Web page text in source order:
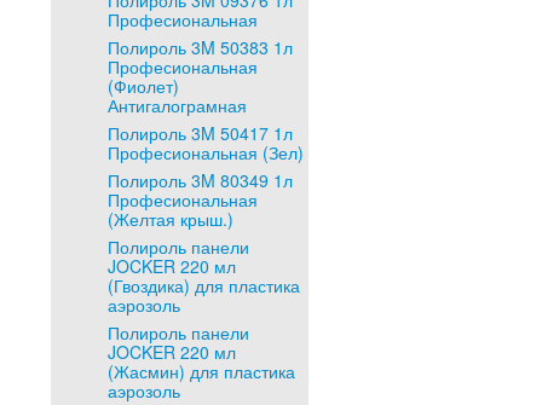
Професиональная
Полироль 3M 50383 1л
Професиональная
(Фиолет)
Антигалограмная
Полироль 3M 50417 1л
Професиональная (Зел)
Полироль 3M 80349 1л
Професиональная
(Желтая крыш.)
Полироль панели
JOCKER 220 мл
(Гвоздика) для пластика
аэрозоль
Полироль панели
JOCKER 220 мл
(Жасмин) для пластика
аэрозоль